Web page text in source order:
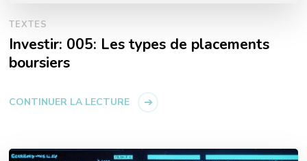
TEXTES
Investir: 005: Les types de placements
boursiers
CONTINUER LA LECTURE